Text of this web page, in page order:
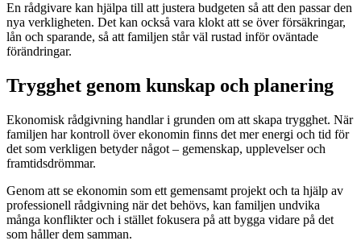
En rådgivare kan hjälpa till att justera budgeten så att den passar den
nya verkligheten. Det kan också vara klokt att se över försäkringar,
lån och sparande, så att familjen står väl rustad inför oväntade
förändringar.
Trygghet genom kunskap och planering
Ekonomisk rådgivning handlar i grunden om att skapa trygghet. När
familjen har kontroll över ekonomin finns det mer energi och tid för
det som verkligen betyder något – gemenskap, upplevelser och
framtidsdrömmar.
Genom att se ekonomin som ett gemensamt projekt och ta hjälp av
professionell rådgivning när det behövs, kan familjen undvika
många konflikter och i stället fokusera på att bygga vidare på det
som håller dem samman.